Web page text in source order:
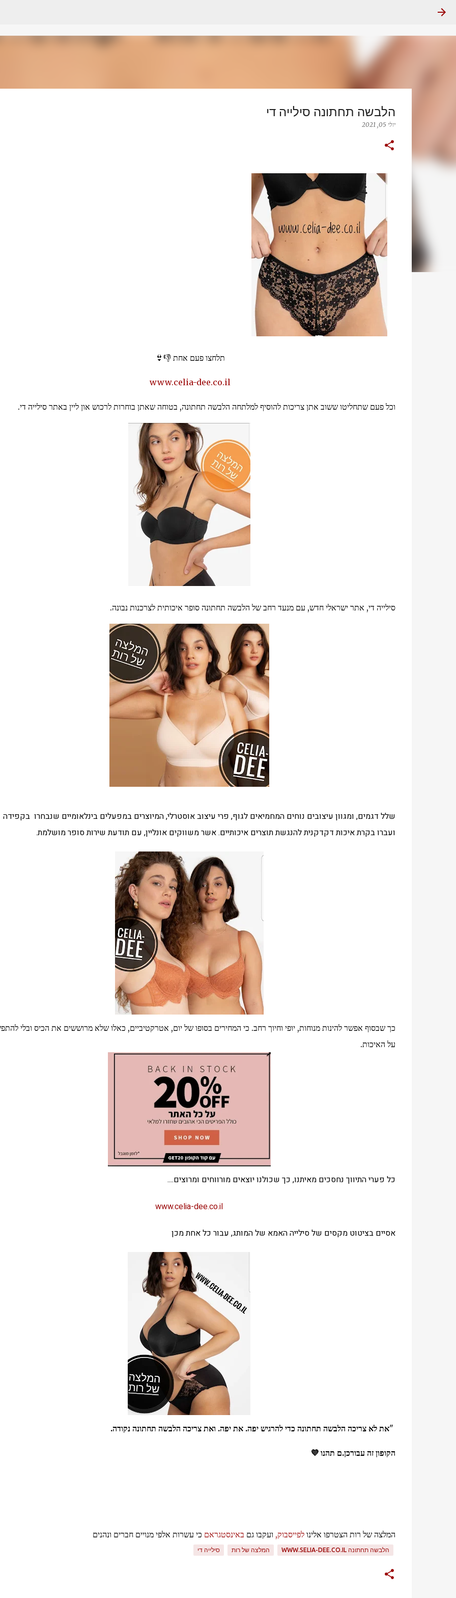
הלבשה תחתונה סילייה די
יולי 05, 2021
תלחצו פעם אחת 👎👙
www.celia-dee.co.il
וכל פעם שתחליטו ששוב אתן צריכות להוסיף למלתחה הלבשה תחתונה, בטוחה שאתן בוחרות לרכוש און ליין באתר סילייה די.
סילייה די, אתר ישראלי חדש, עם מנעד רחב של הלבשה תחתונה סופר איכותית לצרכנות נבונה.
שלל דגמים, ומגוון עיצובים נוחים המחמיאים לגוף, פרי עיצוב אוסטרלי, המיוצרים במפעלים בינלאומיים שנבחרו בקפידה
ועברו בקרת איכות דקדקנית להנגשת תוצרים איכותיים. אשר משווקים אונליין, עם תודעת שירות סופר מושלמת.
כך שבסוף אפשר להינות מנוחות, יופי וחיוך רחב. כי המחירים בסופו של יום, אטרקטיביים, כאלו שלא מרוששים את הכיס ובלי
על האיכות.
כל פערי התיווך נחסכים מאיתנו, כך שכולנו יוצאים מורווחים ומרוצים....
www.celia-dee.co.il
אסיים בציטוט מקסים של סילייה האמא של המותג, עבור כל אחת מכן
"את לא צריכה הלבשה תחתונה כדי להרגיש יפה.את יפה. ואת צריכה הלבשה תחתונהנקודה.
הקופון זה עבורכן.ם תהנו 💜
המלצה של רות הצטרפו אלינולפייסבוק, ועקבו גם באינסטגראם כי עשרות אלפי מנויים חברים ונהנים
הלבשה תחתונה WWW.SELIA-DEE.CO.IL המלצה של רות סילייה די